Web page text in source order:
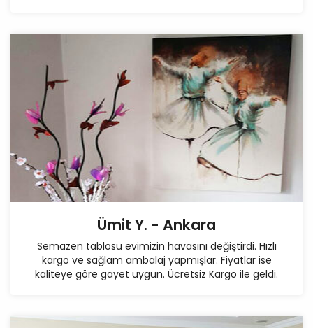
Ümit Y. - Ankara
Semazen tablosu evimizin havasını değiştirdi. Hızlı
kargo ve sağlam ambalaj yapmışlar. Fiyatlar ise
kaliteye göre gayet uygun. Ücretsiz Kargo ile geldi.